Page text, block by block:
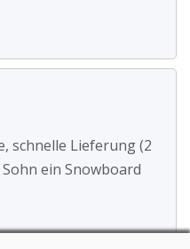
schnelle Lieferung (2
ein Snowboard